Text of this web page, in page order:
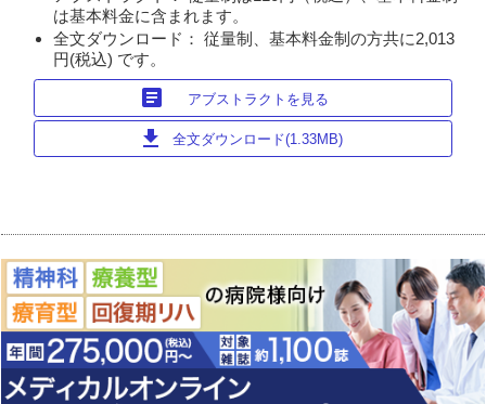
は基本料金に含まれます。
全文ダウンロード： 従量制、基本料金制の方共に2,013
円(税込) です。
article アブストラクトを見る
download 全文ダウンロード(1.33MB)